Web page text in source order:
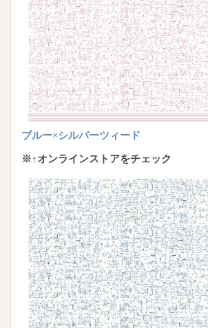
ブルー×シルバーツィード
※↑オンラインストアをチェック